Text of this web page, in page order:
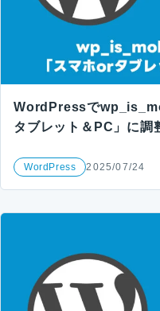
WordPressで
タブレット＆PC」に調
WordPress 2025/07/24